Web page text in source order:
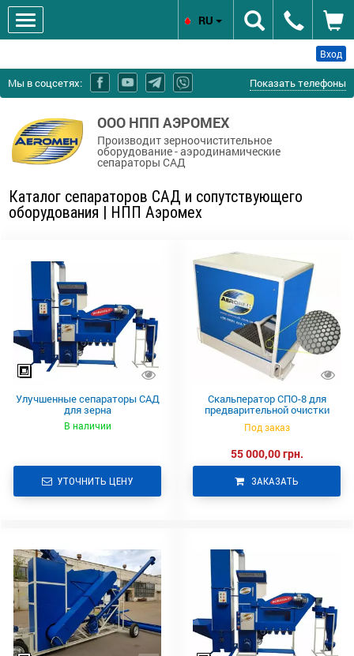
Вход
Мы в соцсетях: Показать телефоны
ООО НПП АЭРОМЕХ
Производит зерноочистительное
оборудование - аэродинамические
сепараторы САД
RU
Каталог сепараторов САД и сопутствующего
оборудования | НПП Аэромех
Улучшенные сепараторы САД
для зерна
В наличии
УТОЧНИТЬ ЦЕНУ
Скальператор СПО-8 для
предварительной очистки
Под заказ
55 000,00 грн.
ЗАКАЗАТЬ